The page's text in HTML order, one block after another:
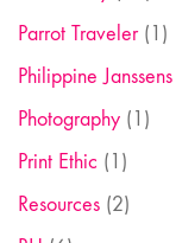
Parrot Traveler(1)
Philippine Janssens
Photography (1)
Print Ethic (1)
Resources (2)